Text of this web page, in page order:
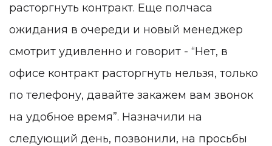
расторгнуть контракт. Еще полчаса
ожидания в очереди и новый менеджер
смотрит удивленно и говорит - “Нет, в
офисе контракт расторгнуть нельзя, только
по телефону, давайте закажем вам звонок
на удобное время”. Назначили на
следующий день, позвонили, на просьбы